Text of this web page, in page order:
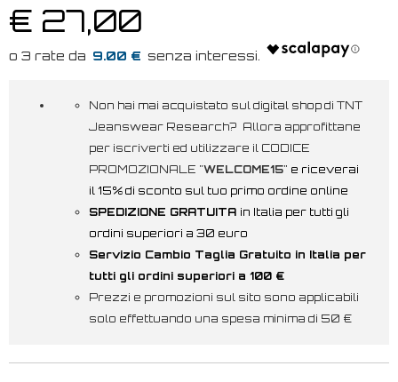
€ 27,00
9.00 €
Non hai mai acquistato sul digital shop di TNT
Jeanswear Research? Allora approfittane
per iscriverti ed utilizzare il CODICE
PROMOZIONALE "WELCOME15" e riceverai
il 15% di sconto sul tuo primo ordine online
SPEDIZIONE GRATUITA in Italia per tutti gli
ordini superiori a 30 euro
Servizio Cambio Taglia Gratuito in Italia per
tutti gli ordini superiori a 100 €
Prezzi e promozioni sul sito sono applicabili
solo effettuando una spesa minima di 50 €